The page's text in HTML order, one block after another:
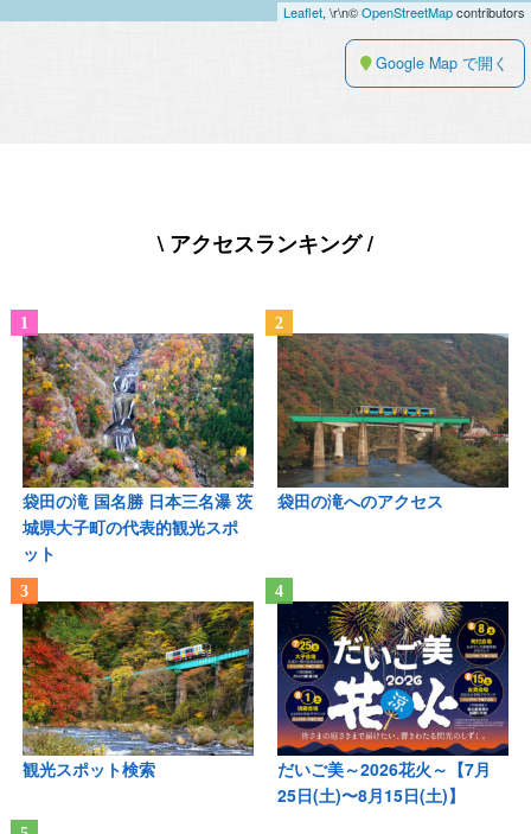
Leaflet, \r\n©OpenStreetMapcontributors
Google Map で開く
\ アクセスランキング /
袋田の滝 国名勝 日本三名瀑 茨
城県大子町の代表的観光スポ
ット
袋田の滝へのアクセス
観光スポット検索
だいご美～2026花火～【7月
25日(土)〜8月15日(土)】